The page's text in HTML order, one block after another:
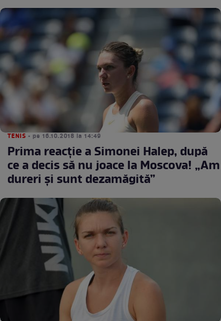
TENIS • pe 16.10.2018 la 14:49
Prima reacţie a Simonei Halep, după
ce a decis să nu joace la Moscova! „Am
dureri şi sunt dezamăgită”